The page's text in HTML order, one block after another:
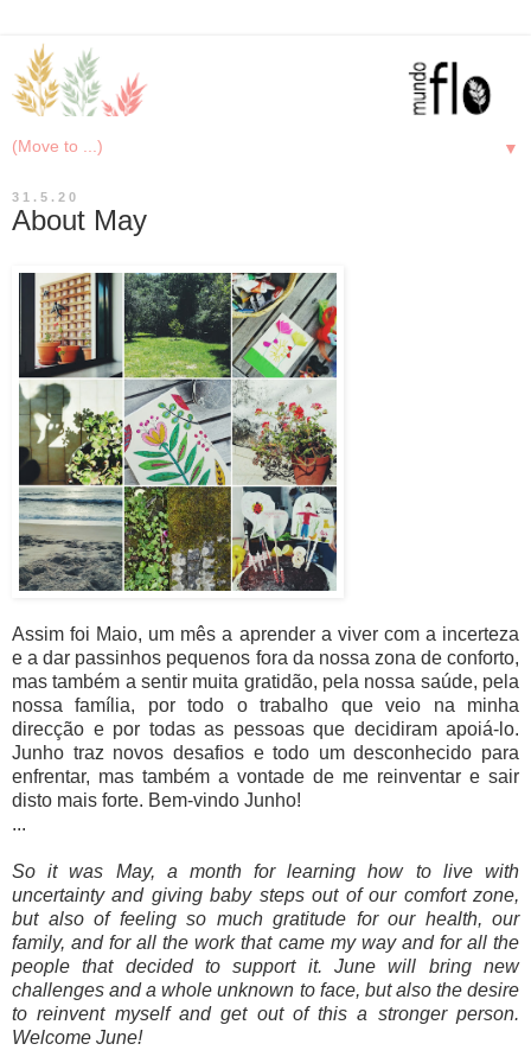
▼
31.5.20
About May
Assim foi Maio, um mês a aprender a viver com a incerteza
e a dar passinhos pequenos fora da nossa zona de conforto,
mas também a sentir muita gratidão, pela nossa saúde, pela
nossa família, por todo o trabalho que veio na minha
direcção e por todas as pessoas que decidiram apoiá-lo.
Junho traz novos desafios e todo um desconhecido para
enfrentar, mas também a vontade de me reinventar e sair
disto mais forte. Bem-vindo Junho!
...
So it was May, a month for learning how to live with
uncertainty and giving baby steps out of our comfort zone,
but also of feeling so much gratitude for our health, our
family, and for all the work that came my way and for all the
people that decided to support it. June will bring new
challenges and a whole unknown to face, but also the desire
to reinvent myself and get out of this a stronger person.
Welcome June!